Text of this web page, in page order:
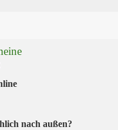
nach außen?